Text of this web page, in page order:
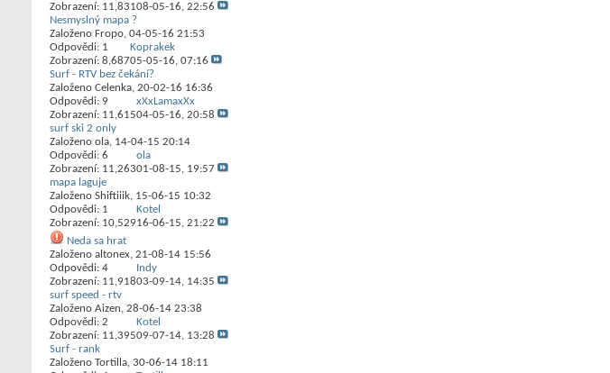
Zobrazení: 11,83108-05-16, 22:56
Nesmyslný mapa ?
Založeno Fropo‎, 04-05-16 21:53
Odpovědi: 1
Zobrazení: 8,687
Koprakek
05-05-16, 07:16
Surf - RTV bez čekání?
Založeno Celenka‎, 20-02-16 16:36
Odpovědi: 9
Zobrazení: 11,615
xXxLamaxXx
04-05-16, 20:58
surf ski 2 only
Založeno ola‎, 14-04-15 20:14
Odpovědi: 6
Zobrazení: 11,263
ola
01-08-15, 19:57
mapa laguje
Založeno Shiftiiik‎, 15-06-15 10:32
Odpovědi: 1
Zobrazení: 10,529
Kotel
16-06-15, 21:22
Neda sa hrat
Založeno altonex‎, 21-08-14 15:56
Odpovědi: 4
Zobrazení: 11,918
Indy
03-09-14, 14:35
surf speed - rtv
Založeno Aizen‎, 28-06-14 23:38
Odpovědi: 2
Zobrazení: 11,395
Kotel
09-07-14, 13:28
Surf - rank
Založeno Tortilla‎, 30-06-14 18:11